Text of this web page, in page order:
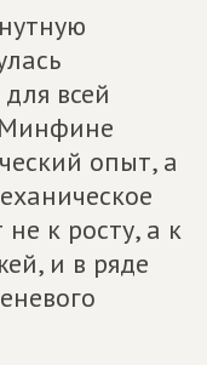
всей
Минфине
опыт, а
к росту, а к
и в ряде